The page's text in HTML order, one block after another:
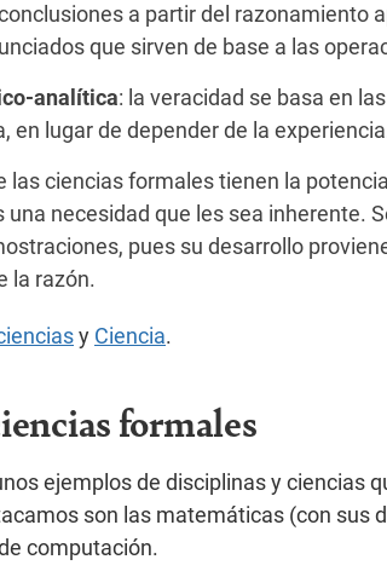
a partir del razonamiento
que sirven de base a las
analítica: la veracidad se basa en
en lugar de depender de la
las ciencias formales tienen la
una necesidad que les sea inherente.
pues su desarrollo
la razón.
y Ciencia.
formales
ejemplos de disciplinas y ciencias
son las matemáticas (con sus
computación.